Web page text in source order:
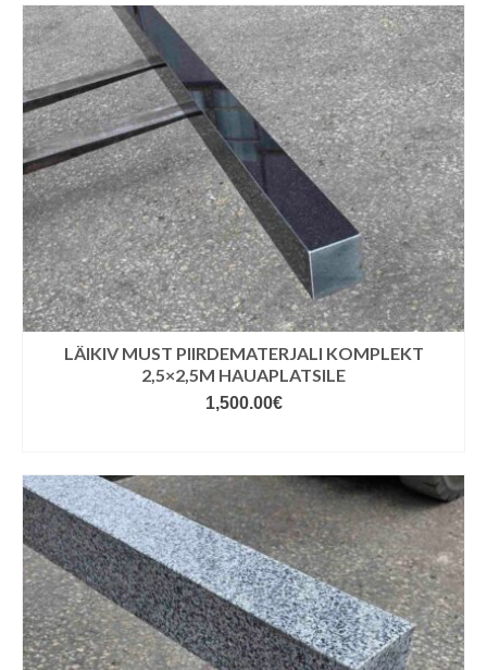
LÄIKIV MUST PIIRDEMATERJALI KOMPLEKT
2,5×2,5M HAUAPLATSILE
1,500.00€